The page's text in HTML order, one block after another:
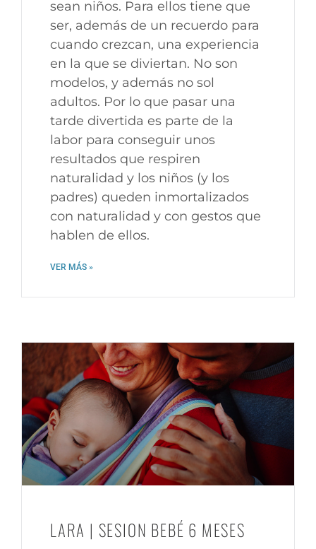
sean niños. Para ellos tiene que
ser, además de un recuerdo para
cuando crezcan, una experiencia
en la que se diviertan. No son
modelos, y además no sol
adultos. Por lo que pasar una
tarde divertida es parte de la
labor para conseguir unos
resultados que respiren
naturalidad y los niños (y los
padres) queden inmortalizados
con naturalidad y con gestos que
hablen de ellos.
VER MÁS »
LARA | SESION BEBÉ 6 MESES